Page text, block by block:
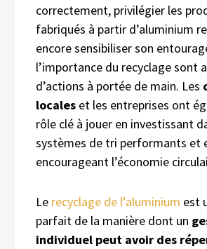
correctement, privilégier les
fabriqués à partir d’aluminium
encore sensibiliser son
l’importance du recyclage sont
d’actions à portée de main. Les
locales et les entreprises ont
rôle clé à jouer en investissant
systèmes de tri performants et
encourageant l’économie
Le recyclage de l’aluminium est
parfait de la manière dont un
individuel peut avoir des